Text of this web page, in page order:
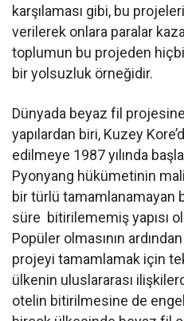
karşılaması gibi, bu
verilerek onlara paralar
toplumun bu projeden
bir yolsuzluk örneğidir.
Dünyada beyaz fil
yapılardan biri, Kuzey
edilmeye 1987 yılında
Pyonyang hükümetinin
bir türlü tamamlanamayan
süre bitirilememiş yapısı
Popüler olmasının
projeyi tamamlamak için
ülkenin uluslararası
otelin bitirilmesine de